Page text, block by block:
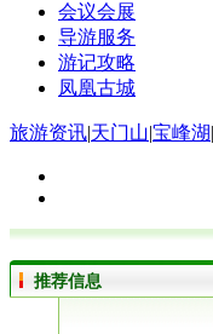
会议会展
导游服务
游记攻略
凤凰古城
旅游资讯|天门山|宝峰湖|
推荐信息